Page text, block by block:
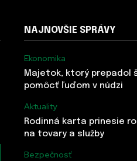
NAJNOVŠIE SPRÁVY
Ekonomika
Majetok, ktorý prepadol
pomôcť ľuďom v núdzi
Aktuality
Rodinná karta prinesie
na tovary a služby
Bezpečnosť